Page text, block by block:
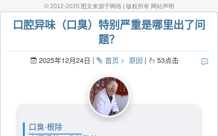
口腔异味（口臭）特别严重是哪里出了问
题？
2025年12月24日 首页 原因 53点击
口臭·根除